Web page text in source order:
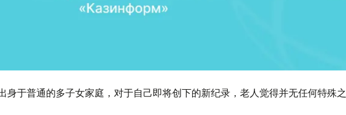
身于普通的多子女家庭，对于自己即将创下的新纪录，老人觉得并无任何特殊之